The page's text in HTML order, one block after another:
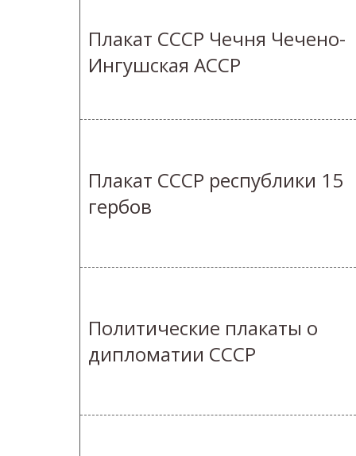
Плакат СССР Чечня Чечено-
Ингушская АССР
Плакат СССР республики 15
гербов
Политические плакаты о
дипломатии СССР